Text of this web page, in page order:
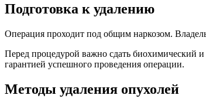
Подготовка к удалению
Операция проходит под общим наркозом.
Перед процедурой важно сдать биохимический
гарантией успешного проведения операции.
Методы удаления опухолей